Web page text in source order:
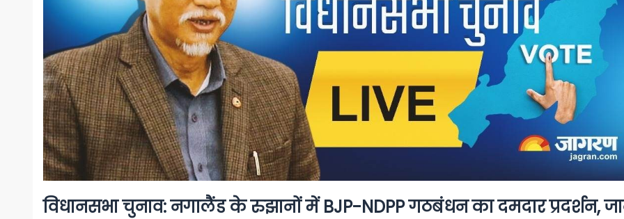
विधानसभा चुनाव: नगालैंड के रुझानों में BJP-NDPP गठबंधन का दमदार प्रदर्शन,